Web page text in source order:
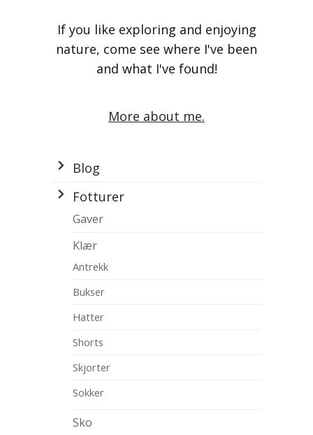
If you like exploring and enjoying
nature, come see where I've been
and what I've found!
More about me.
Blog
Fotturer
Gaver
Klær
Antrekk
Bukser
Hatter
Shorts
Skjorter
Sokker
Sko